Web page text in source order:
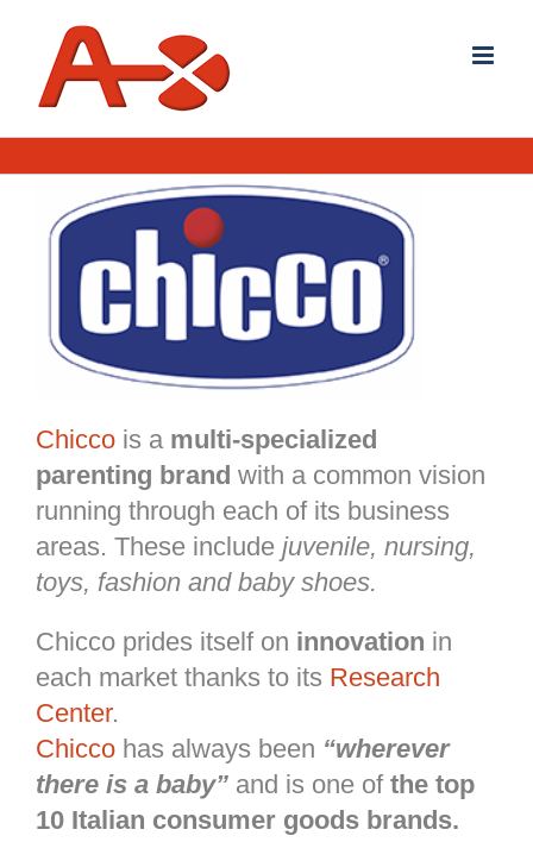
contenuto
Chiccois a multi-specialized
parenting brand with a common vision
running through each of its business
areas. These includejuvenile, nursing,
toys, fashion and baby shoes.
Chicco prides itself on innovation in
each market thanks to its Research
Center.
Chiccohas always been “wherever
there is a baby”and is one of the top
10 Italian consumer goods brands.